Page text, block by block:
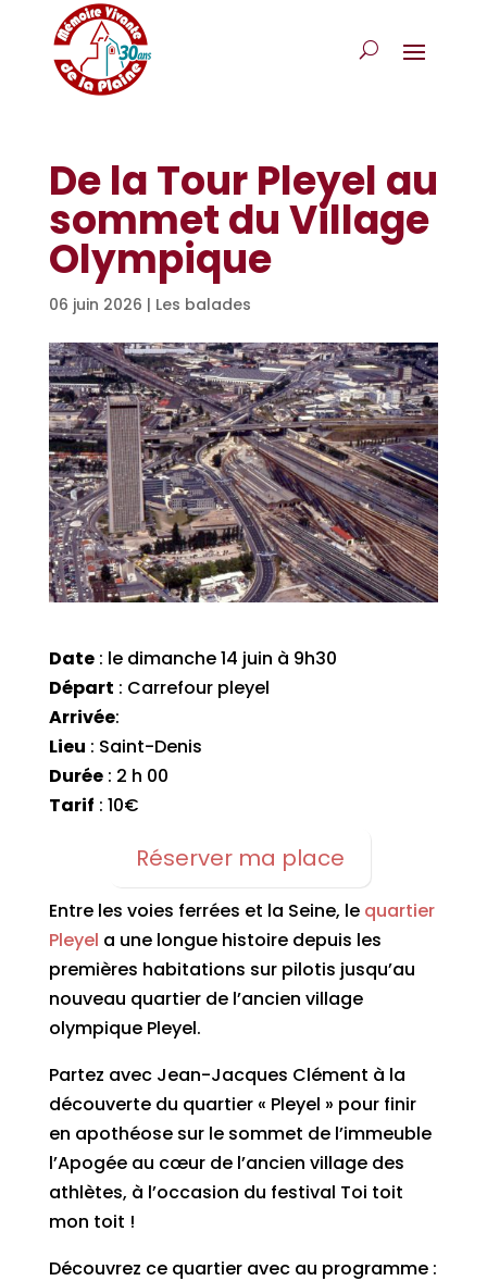
De la Tour Pleyel au
sommet du Village
Olympique
06 juin 2026 | Les balades
Date: le dimanche 14 juin à 9h30
Départ : Carrefour pleyel
Arrivée:
Lieu : Saint-Denis
Durée: 2 h 00
Tarif : 10€
Réserver ma place
Entre les voies ferrées et la Seine, le quartier
Pleyel a une longue histoire depuis les
premières habitations sur pilotis jusqu’au
nouveau quartier de l’ancien village
olympique Pleyel.
Partez avec Jean-Jacques Clément à la
découverte du quartier « Pleyel » pour finir
en apothéose sur le sommet de l’immeuble
l’Apogée au cœur de l’ancien village des
athlètes, à l’occasion du festival Toi toit
mon toit !
Découvrez ce quartier avec au programme :